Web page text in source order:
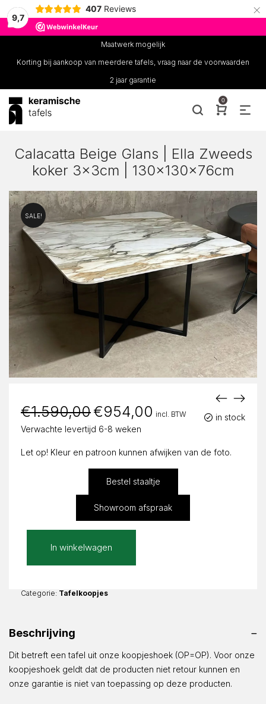
9,7
407 Reviews ×
Maatwerk mogelijk
Korting bij aankoop van meerdere tafels, vraag naar de voorwaarden
2 jaar garantie
0
Calacatta Beige Glans | Ella Zweeds
koker 3x3cm | 130x130x76cm
SALE!
in stock
€1.590,00 Oorspronkelijke
prijs
was:
€1.590,00.
€954,00 prijs
incl. BTW
Verwachte levertijd 6-8 weken
Let op! Kleur en patroon kunnen afwijken van de foto.
Bestel staaltje
Showroom afspraak
Glans
Ella
3x3cm
|
130x130x76cm
In winkelwagen
Categorie: Tafelkoopjes
Beschrijving
Dit betreft een tafel uit onze koopjeshoek (OP=OP). Voor onze
koopjeshoek geldt dat de producten niet retour kunnen en
onze garantie is niet van toepassing op deze producten.